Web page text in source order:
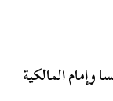
وإمام المالكية